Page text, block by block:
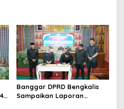
Banggar DPRD Bengkalis
Sampaikan Laporan